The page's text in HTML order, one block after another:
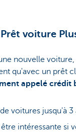
voiture
nouvelle
qu'avec un prêt
appelé crédit
voitures jusqu'à 3
intéressante si